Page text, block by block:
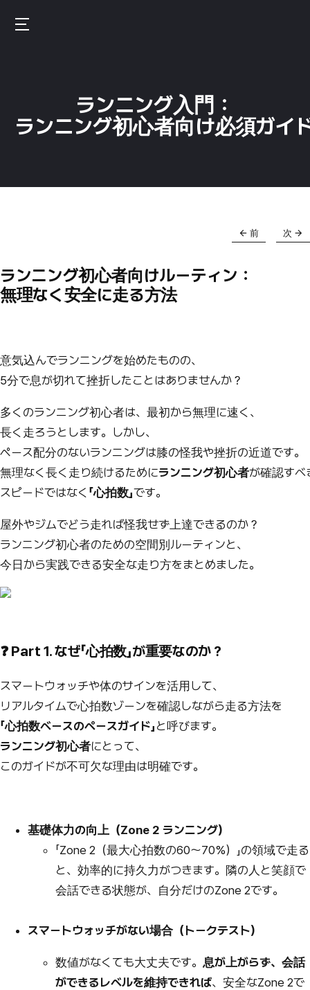
ランニング入門：
ランニング初心者向け必須ガイ
前 次
ランニング初心者向けルーティン：
無理なく安全に走る方法
意気込んでランニングを始めたものの、
5分で息が切れて挫折したことはありませんか？
多くのランニング初心者は、最初から無理に速く、
長く走ろうとします。しかし、
ペース配分のないランニングは膝の怪我や挫折の近道です。
無理なく長く走り続けるためにランニング初心者が確認すべ
スピードではなく 「心拍数」です。
屋外やジムでどう走れば怪我せず上達できるのか？
ランニング初心者のための空間別ルーティンと、
今日から実践できる安全な走り方をまとめました。
❓ Part 1. なぜ「心拍数」が重要なのか？
スマートウォッチや体のサインを活用して、
リアルタイムで心拍数ゾーンを確認しながら走る方法を
「心拍数ベースのペースガイド」 と呼びます。
ランニング初心者にとって、
このガイドが不可欠な理由は明確です。
基礎体力の向上（Zone 2 ランニング）
「Zone 2（最大心拍数の60～70%）」の領域で走る
と、効率的に持久力がつきます。隣の人と笑顔で
会話できる状態が、自分だけのZone 2です。
スマートウォッチがない場合（トークテスト）
数値がなくても大丈夫です。 息が上がらず、会話
ができるレベルを維持できれば、安全なZone 2で